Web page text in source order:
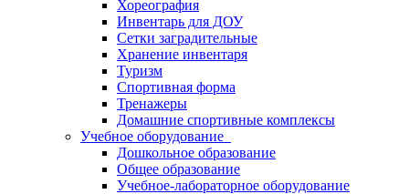
Хореография
Инвентарь для ДОУ
Сетки заградительные
Хранение инвентаря
Туризм
Спортивная форма
Тренажеры
Домашние спортивные комплексы
Учебное оборудование
Дошкольное образование
Общее образование
Учебное-лабораторное оборудование